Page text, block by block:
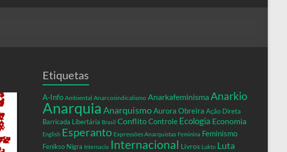
Etiquetas
A-Info Ambiental Anarcosindicalismo Anarkafeminisma Anarkio
Anarquia AnarquismoAurora Obreira Ação Direta
Barricada Libertária Brasil ConflitoControle Ecologia Economia
English Esperanto Expressões Anarquistas Feminina Feminismo
Fenikso Nigra Internacio Internacional Livros Lukto Luta